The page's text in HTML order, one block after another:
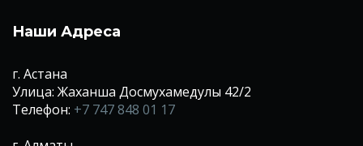
Наши Адреса
г. Астана
Улица: Жаханша Досмухамедулы 42/2
Телефон: +7 747 848 01 17